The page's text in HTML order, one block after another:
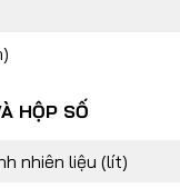
HỘP SỐ
nhiên liệu (lít)